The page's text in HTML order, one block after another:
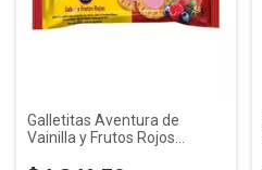
Galletitas Aventura de
Vainilla y Frutos Rojos